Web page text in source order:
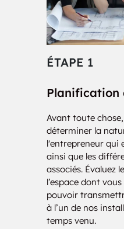
ÉTAPE 1
Planification
Avant toute
déterminer la
l'entrepreneur qui
ainsi que les
associés. Évaluez
l’espace dont
pouvoir
à l’un de nos
temps venu.